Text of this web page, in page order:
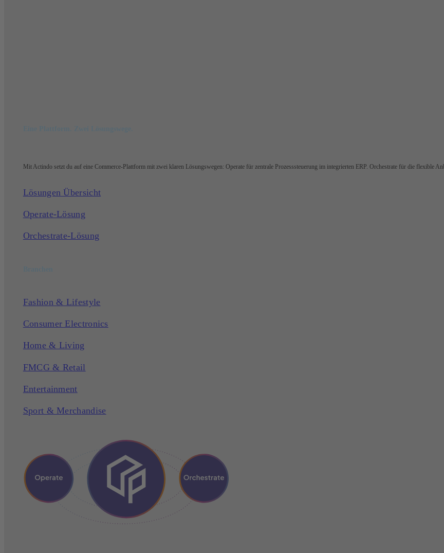
Mit Actindo setzt du auf eine Commerce-Plattform mit zwei klaren Lösungswegen: Operate für zentrale Prozesssteuerung im integrierten ERP. Orchestrate für die flexible
Lösungen Übersicht
Operate-Lösung
Orchestrate-Lösung
Fashion & Lifestyle
Consumer Electronics
Home & Living
FMCG & Retail
Entertainment
Sport & Merchandise